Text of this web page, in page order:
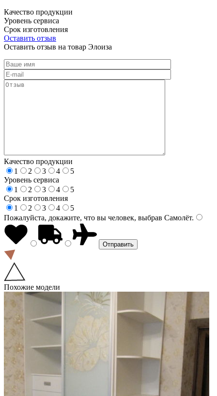
Качество продукции
Уровень сервиса
Срок изготовления
Оставить отзыв
Оставить отзыв на товар Элоиза
Качество продукции
1
2 3 4
5
Уровень сервиса
1
2 3 4
5
Срок изготовления
1
2 3 4
5
Пожалуйста, докажите, что вы человек, выбрав Самолёт.
Похожие модели